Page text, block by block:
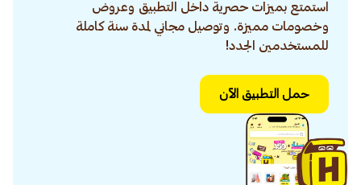
استمتع بميزات حصرية داخل التطبيق وعروض
وخصومات مميزة. وتوصيل مجاني لمدة سنة كاملة
للمستخدمين الجدد!
حمل التطبيق الآن